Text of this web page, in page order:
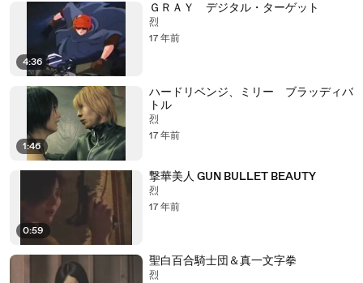
4:36
ＧＲＡＹ デジタル・ターゲット
烈
17 年前
1:46
ハードリベンジ、ミリー ブラッディバ
トル
烈
17 年前
0:59
撃華美人 GUN BULLET BEAUTY
烈
17 年前
聖白百合騎士団＆真一文字拳
烈